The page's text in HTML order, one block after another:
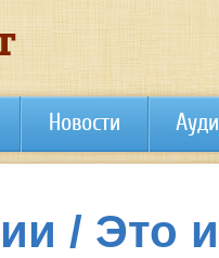
Новости
/ Это